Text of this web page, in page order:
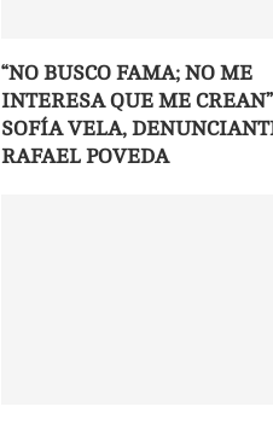
“NO BUSCO FAMA; NO ME
INTERESA QUE ME
SOFÍA VELA,
RAFAEL POVEDA